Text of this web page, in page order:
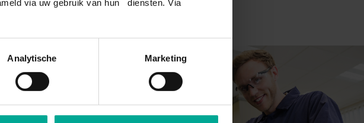
via uw gebruik van hun diensten. Via
Analytische Marketing
Werken aan de hand van een werkinstructie vind je prettig en je kunt